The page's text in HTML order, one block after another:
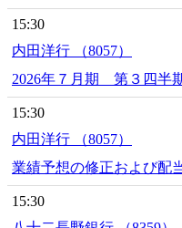
15:30
内田洋行 （8057）
2026年７月期 第３四半
15:30
内田洋行 （8057）
業績予想の修正および配
15:30